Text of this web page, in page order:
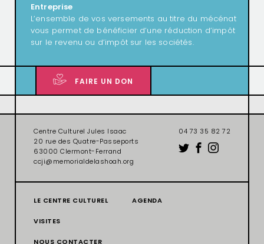
Entreprise
L’ensemble de vos versements au titre du mécénat
vous permet de bénéficier d’une réduction d’impôt
sur le revenu ou d’impôt sur les sociétés.
FAIRE UN DON
Centre Culturel Jules Isaac
20 rue des Quatre-Passeports
63000 Clermont-Ferrand
ccji@memorialdelashoah.org
04 73 35 82 72
LE CENTRE CULTUREL
VISITES
NOUS CONTACTER
AGENDA